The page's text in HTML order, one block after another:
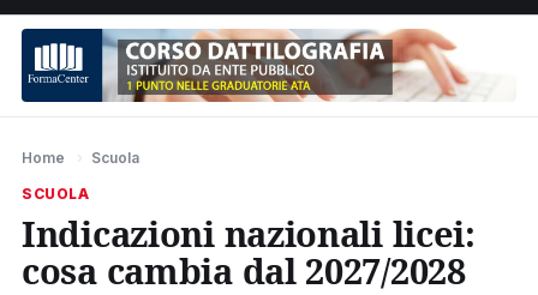
Home › Scuola
SCUOLA
Indicazioni nazionali licei:
cosa cambia dal 2027/2028